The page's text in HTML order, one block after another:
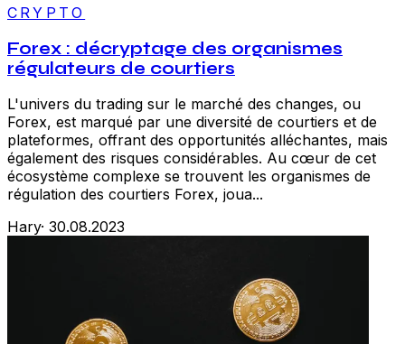
CRYPTO
Forex : décryptage des organismes
régulateurs de courtiers
L'univers du trading sur le marché des changes, ou
Forex, est marqué par une diversité de courtiers et de
plateformes, offrant des opportunités alléchantes, mais
également des risques considérables. Au cœur de cet
écosystème complexe se trouvent les organismes de
régulation des courtiers Forex, joua...
Hary· 30.08.2023